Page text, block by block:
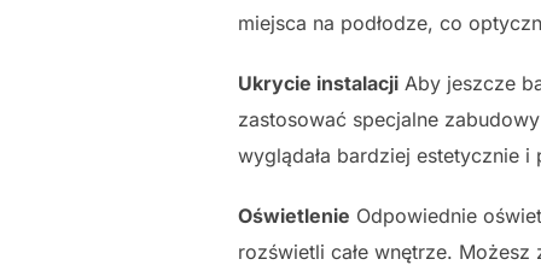
miejsca na podłodze, co
Ukrycie instalacji Aby jeszcze
zastosować specjalne
wyglądała bardziej estetycznie i
Oświetlenie Odpowiednie
rozświetli całe wnętrze.